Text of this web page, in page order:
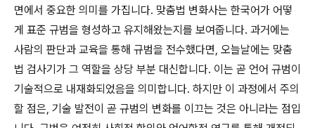
면에서 중요한 의미를 가집니다. 맞춤법 변화사는 한국어가 어떻
게 표준 규범을 형성하고 유지해왔는지를 보여줍니다. 과거에는
사람의 판단과 교육을 통해 규범을 전수했다면, 오늘날에는 맞춤
법 검사기가 그 역할을 상당 부분 대신합니다. 이는 곧 언어 규범이
기술적으로 내재화되었음을 의미합니다. 하지만 이 과정에서 주의
할 점은, 기술 발전이 곧 규범의 변화를 이끄는 것은 아니라는 점입